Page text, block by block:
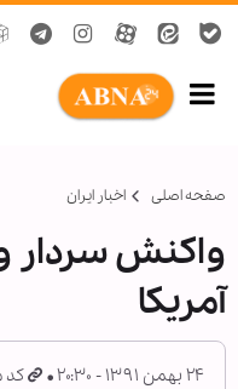
صفحه اصلی اخبار ایران
واکنش سردار
آمریکا
۲۴ بهمن ۱۳۹۱ - ۲۰:۳۰ کد